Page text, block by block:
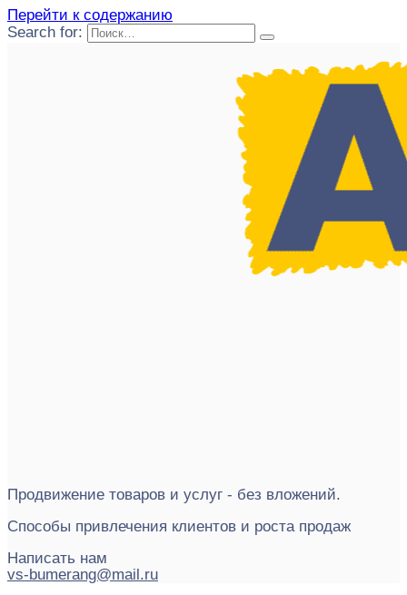
Перейти к содержанию
Search for:
Продвижение товаров и услуг - без вложений.
Способы привлечения клиентов и роста продаж
Написать нам
vs-bumerang@mail.ru